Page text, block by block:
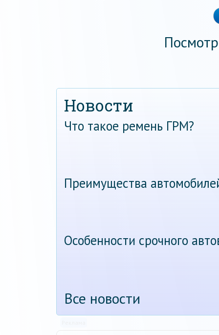
Новости
Что такое ремень ГРМ?
Преимущества
Особенности срочного
Все новости